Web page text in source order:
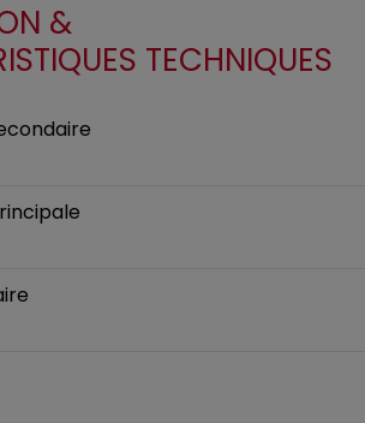
&
TECHNIQUES